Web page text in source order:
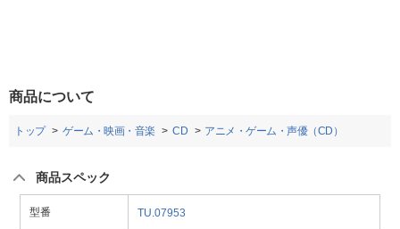
商品について
トップ ゲーム・映画・音楽 CD アニメ・ゲーム・声優（CD）
商品スペック
型番 TU.07953